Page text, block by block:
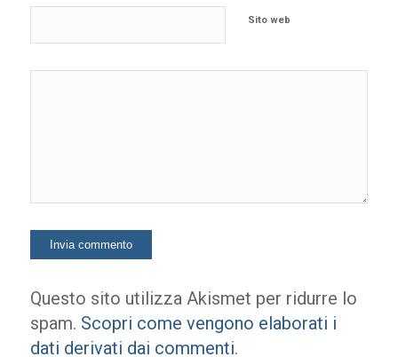
Sito web
Questo sito utilizza Akismet per ridurre lo
spam. Scopri come vengono elaborati i
dati derivati dai commenti.